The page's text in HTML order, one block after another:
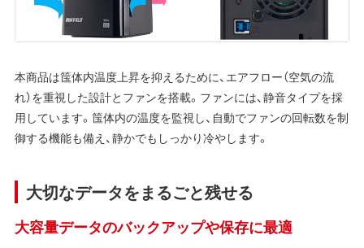
本商品は筺体内温度上昇を抑えるために、エアフロー（空気の流
れ）を重視した設計とファンを搭載。ファンには、静音タイプを採
用しています。筺体内の温度を監視し、自動でファンの回転数を制
御する機能も備え、静かでもしっかり冷やします。
大切なデータをまるごと残せる
大容量データのバックアップや保存に最適